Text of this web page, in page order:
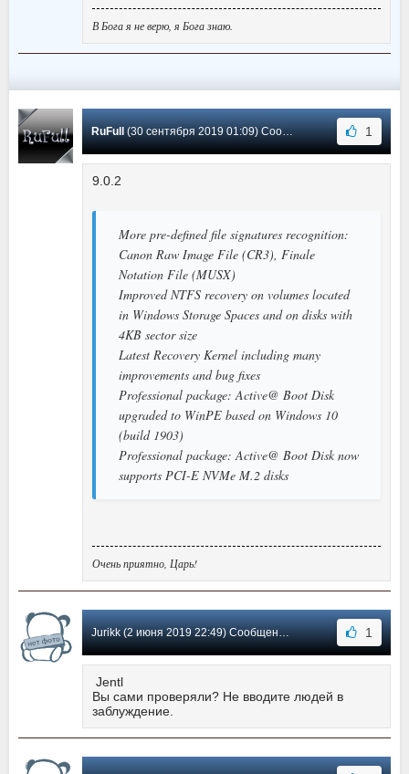
В Бога я не верю, я Бога знаю.
RuFull(30 сентября 2019 01:09) Сообщение #18 1
9.0.2
More pre-defined file signatures recognition:
Canon Raw Image File (CR3), Finale
Notation File (MUSX)
Improved NTFS recovery on volumes located
in Windows Storage Spaces and on disks with
4KB sector size
Latest Recovery Kernel including many
improvements and bug fixes
Professional package: Active@ Boot Disk
upgraded to WinPE based on Windows 10
(build 1903)
Professional package: Active@ Boot Disk now
supports PCI-E NVMe M.2 disks
Очень приятно, Царь!
Jurikk (2 июня 2019 22:49) Сообщение #17 1
Jentl
Вы сами проверяли? Не вводите людей в
заблуждение.